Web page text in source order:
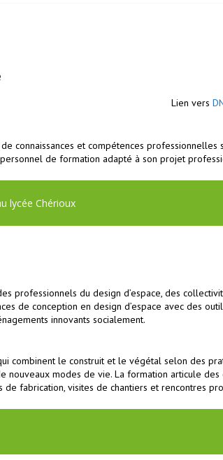
Lien vers
de connaissances et compétences
de formation adapté à son projet
lycée Chérioux
professionnels du design d’espace, des
de conception en design d’espace avec des
innovants socialement.
combinent le construit et le végétal selon des
nouveaux modes de vie. La formation articule
fabrication, visites de chantiers et rencontres